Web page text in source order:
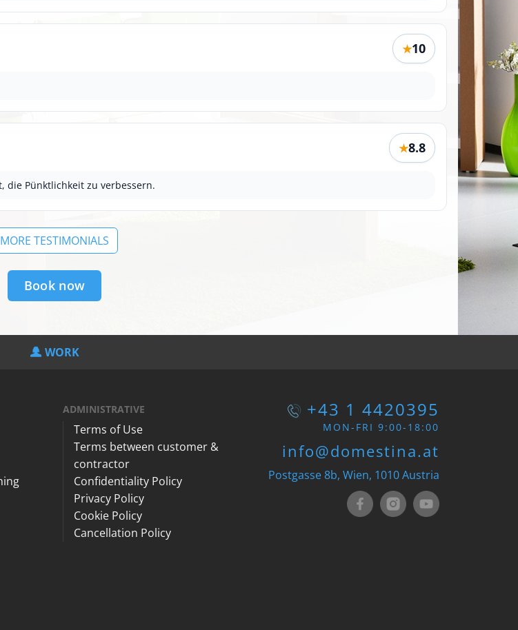
★10
★8.8
die Pünktlichkeit zu verbessern.
MORE TESTIMONIALS
Book now
WORK
ADMINISTRATIVE
Terms of Use
Terms between customer &
contractor
Confidentiality Policy
Privacy Policy
Cookie Policy
Cancellation Policy
+43 1 4420395
MON-FRI 9:00-18:00
info@domestina.at
Postgasse 8b, Wien, 1010 Austria